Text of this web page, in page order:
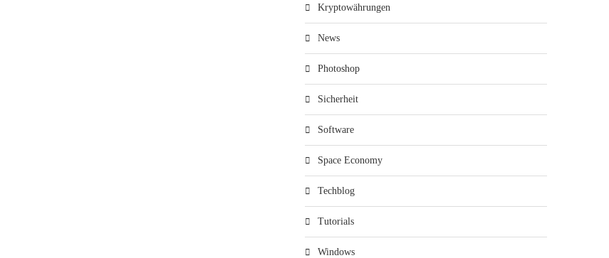
Kryptowährungen
News
Photoshop
Sicherheit
Software
Space Economy
Techblog
Tutorials
Windows